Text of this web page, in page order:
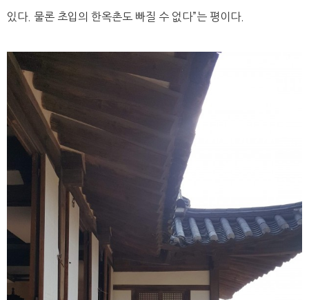
있다. 물론 초입의 한옥촌도 빠질 수 없다”는 평이다.